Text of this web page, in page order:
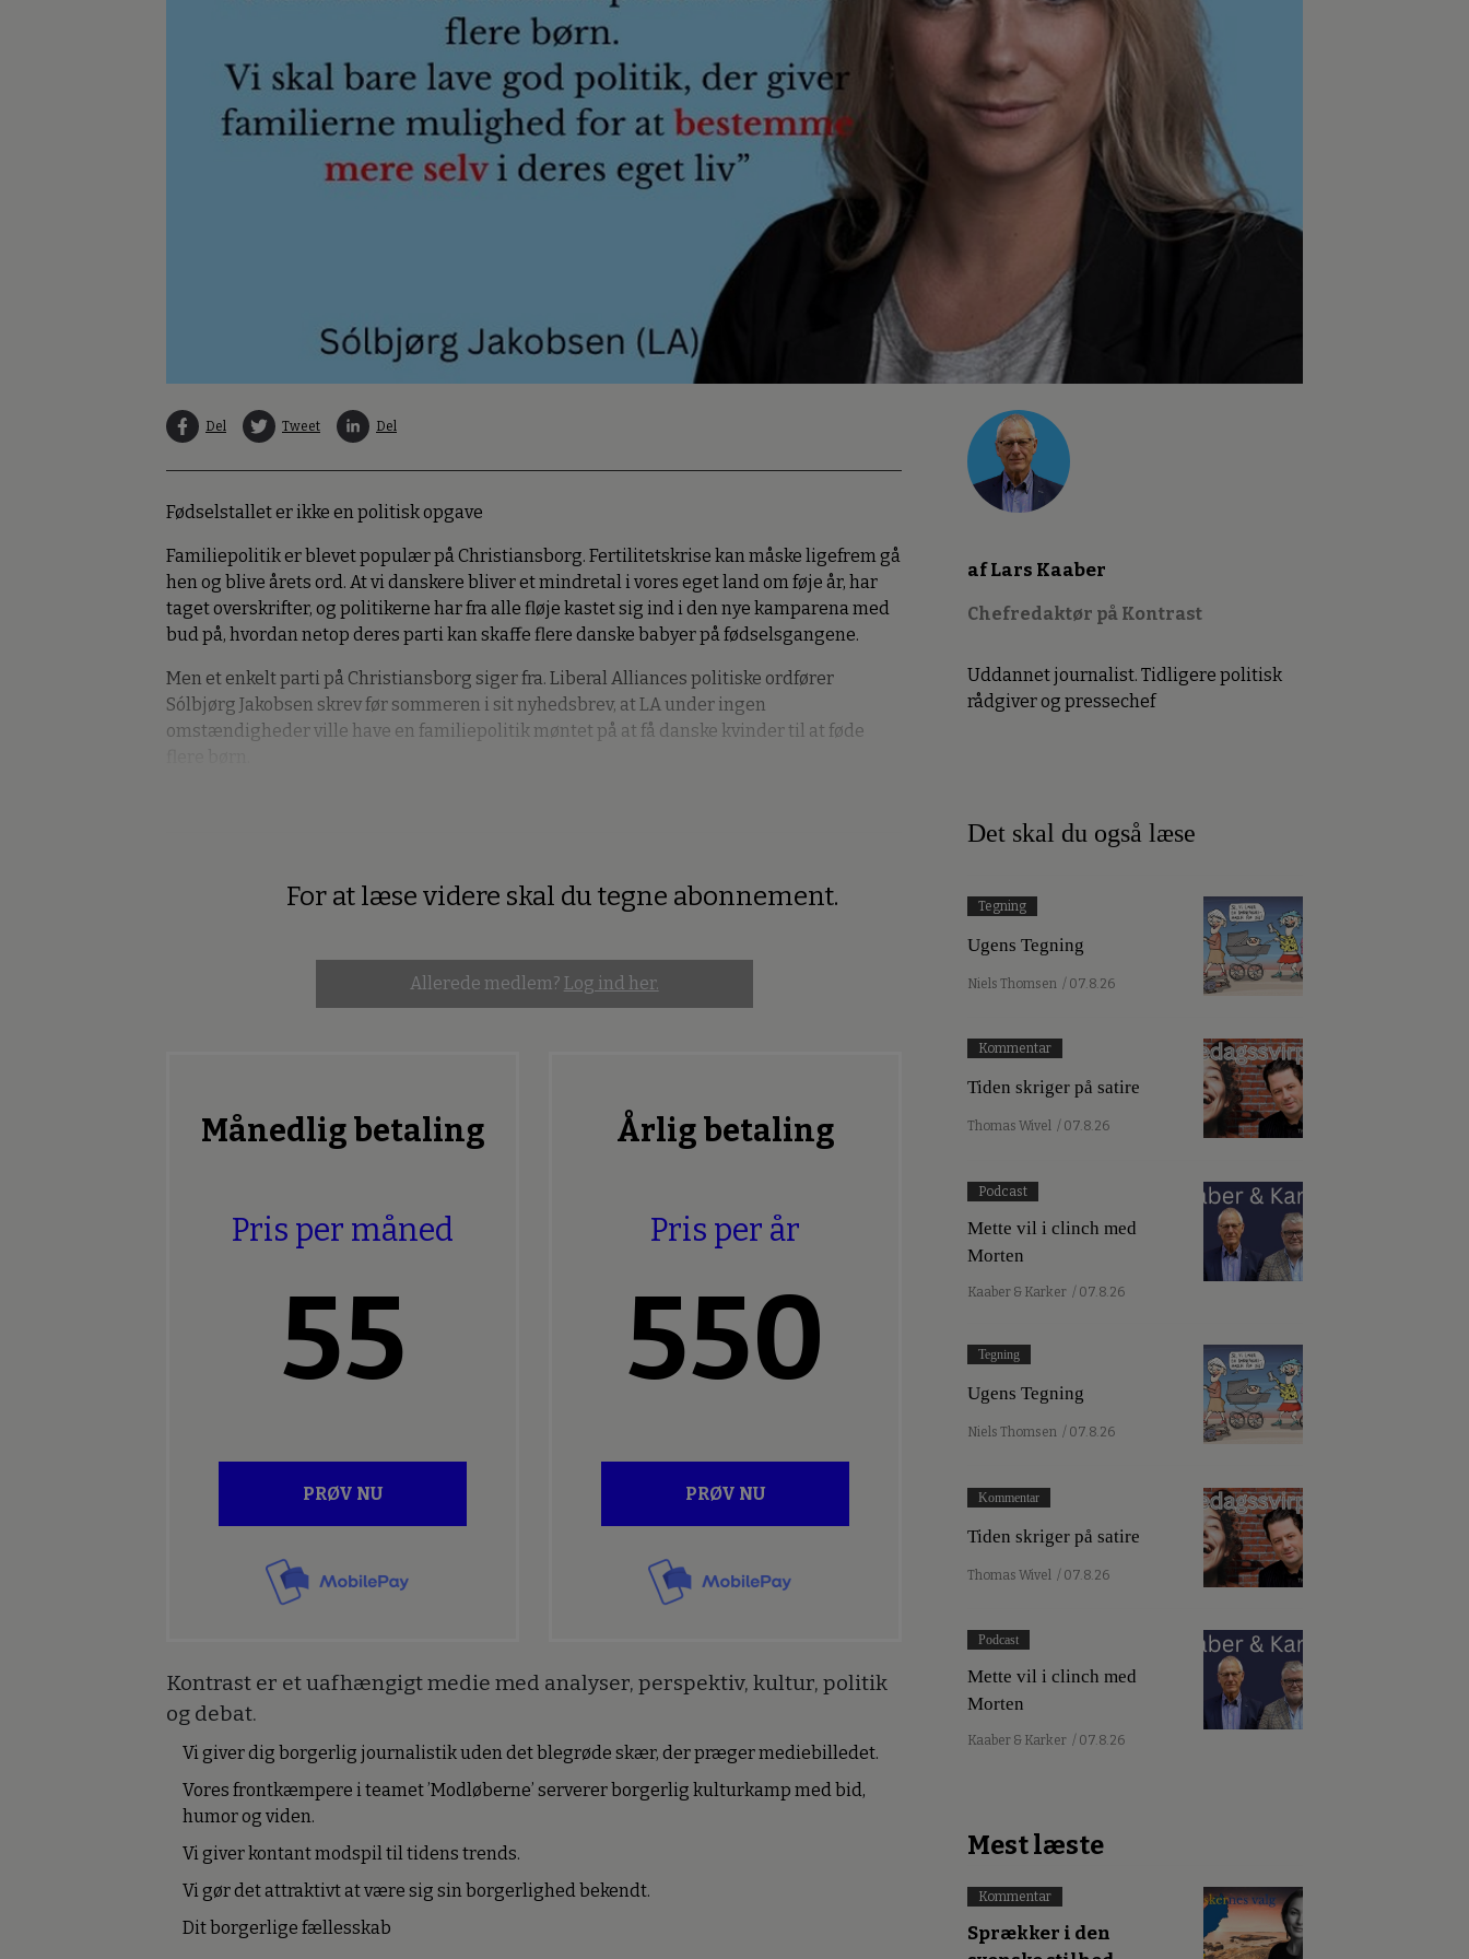
Del Tweet Del
Fødselstallet er ikke en politisk opgave
Familiepolitik er blevet populær på Christiansborg. Fertilitetskrise kan måske ligefrem gå
hen og blive årets ord. At vi danskere bliver et mindretal i vores eget land om føje år, har
taget overskrifter, og politikerne har fra alle fløje kastet sig ind i den nye kamparena med
bud på, hvordan netop deres parti kan skaffe flere danske babyer på fødselsgangene.
Men et enkelt parti på Christiansborg siger fra. Liberal Alliances politiske ordfører
Sólbjørg Jakobsen skrev før sommeren i sit nyhedsbrev, at LA under ingen
omstændigheder ville have en familiepolitik møntet på at få danske kvinder til at føde
PremiumFor at læse videre skal du tegne abonnement.
Allerede medlem? Log ind her.
Månedlig betaling
Pris per måned
55
PRØV NU
Årlig betaling
Pris per år
550
PRØV NU
Kontrast er et uafhængigt medie med analyser, perspektiv, kultur, politik
og debat.
Vi giver dig borgerlig journalistik uden det blegrøde skær, der præger mediebilledet.
Vores frontkæmpere i teamet ’Modløberne’ serverer borgerlig kulturkamp med bid,
humor og viden.
Vi giver kontant modspil til tidens trends.
Vi gør det attraktivt at være sig sin borgerlighed bekendt.
Dit borgerlige fællesskab
af Lars Kaaber
Chefredaktør på Kontrast
Uddannet journalist. Tidligere politisk
rådgiver og pressechef
Det skal du også læse
Tegning
Ugens Tegning
Niels Thomsen / 07.8.26
Kommentar
Tiden skriger på satire
Thomas Wivel / 07.8.26
Podcast
Mette vil i clinch med
Morten
Kaaber & Karker / 07.8.26
Tegning
Ugens Tegning
Niels Thomsen / 07.8.26
Kommentar
Tiden skriger på satire
Thomas Wivel / 07.8.26
Podcast
Mette vil i clinch med
Morten
Kaaber & Karker / 07.8.26
Mest læste
Kommentar
Sprækker i den